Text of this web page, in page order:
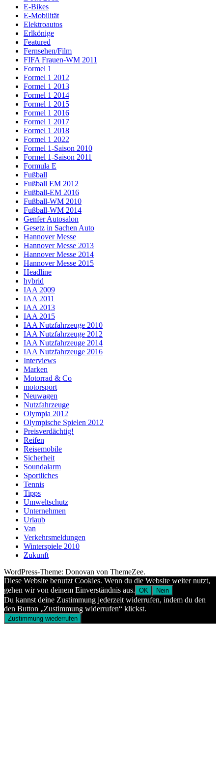
E-Bikes
E-Mobilität
Elektroautos
Erlkönige
Featured
Fernsehen/Film
FIFA Frauen-WM 2011
Formel 1
Formel 1 2012
Formel 1 2013
Formel 1 2014
Formel 1 2015
Formel 1 2016
Formel 1 2017
Formel 1 2018
Formel 1 2022
Formel 1-Saison 2010
Formel 1-Saison 2011
Formula E
Fußball
Fußball EM 2012
Fußball-EM 2016
Fußball-WM 2010
Fußball-WM 2014
Genfer Autosalon
Gesetz in Sachen Auto
Hannover Messe
Hannover Messe 2013
Hannover Messe 2014
Hannover Messe 2015
Headline
hybrid
IAA 2009
IAA 2011
IAA 2013
IAA 2015
IAA Nutzfahrzeuge 2010
IAA Nutzfahrzeuge 2012
IAA Nutzfahrzeuge 2014
IAA Nutzfahrzeuge 2016
Interviews
Marken
Motorrad & Co
motorsport
Neuwagen
Nutzfahrzeuge
Olympia 2012
Olympische Spielen 2012
Preisverdächtig!
Reifen
Reisemobile
Sicherheit
Soundalarm
Sportliches
Tennis
Tipps
Umweltschutz
Unternehmen
Urlaub
Van
Verkehrsmeldungen
Winterspiele 2010
Zukunft
WordPress-Theme: Donovan von ThemeZee.
Diese Website benutzt Cookies. Wenn du die Website weiter nutzt,
gehen wir von deinem Einverständnis aus. OK Nein
Du kannst deine Zustimmung jederzeit widerrufen, indem du den
den Button „Zustimmung widerrufen“ klickst.
Zustimmung wiederrufen